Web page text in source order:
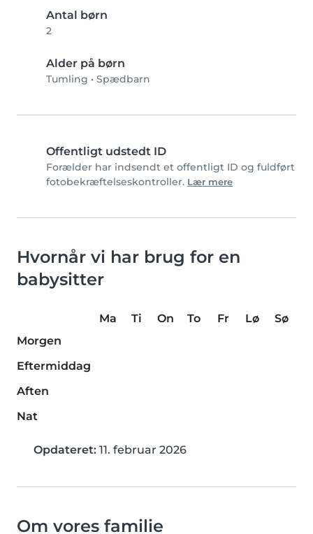
Antal børn
2
Alder på børn
Tumling • Spædbarn
Offentligt udstedt ID
Forælder har indsendt et offentligt ID og fuldført
fotobekræftelseskontroller. Lær mere
Hvornår vi har brug for en
babysitter
Ma Ti On To Fr Lø
Sø
Morgen
Eftermiddag
Aften
Nat
Opdateret: 11. februar 2026
Om vores familie